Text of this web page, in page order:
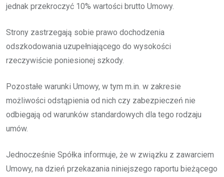
jednak przekroczyć 10% wartości brutto Umowy.
Strony zastrzegają sobie prawo dochodzenia
odszkodowania uzupełniającego do wysokości
rzeczywiście poniesionej szkody.
Pozostałe warunki Umowy, w tym m.in. w zakresie
możliwości odstąpienia od nich czy zabezpieczeń nie
odbiegają od warunków standardowych dla tego rodzaju
umów.
Jednocześnie Spółka informuje, że w związku z zawarciem
Umowy, na dzień przekazania niniejszego raportu bieżącego